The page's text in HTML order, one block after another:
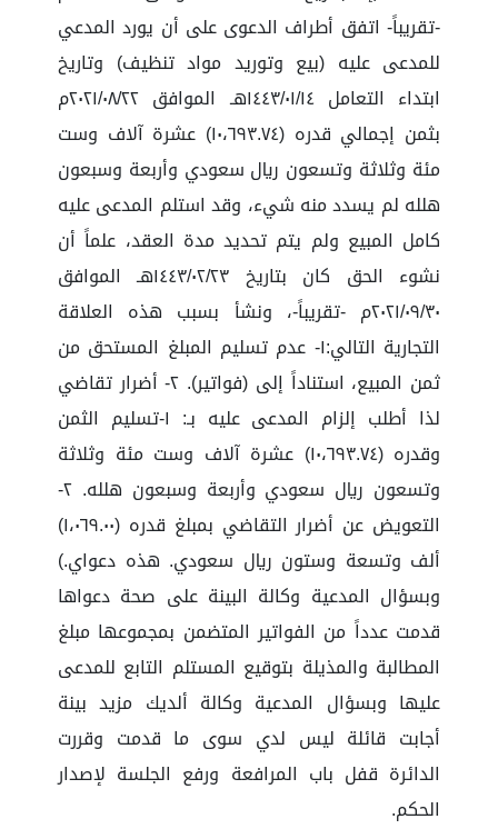
-تقريباً- اتفق أطراف الدعوى على أن يورد المدعي
للمدعى عليه (بيع وتوريد مواد تنظيف) وتاريخ
ابتداء التعامل ١٤٤٣/٠١/١٤هـ الموافق ٢٠٢١/٠٨/٢٢م
بثمن إجمالي قدره (١٠،٦٩٣.٧٤) عشرة آلاف وست
مئة وثلاثة وتسعون ريال سعودي وأربعة وسبعون
هلله لم يسدد منه شيء، وقد استلم المدعى عليه
كامل المبيع ولم يتم تحديد مدة العقد، علماً أن
نشوء الحق كان بتاريخ ١٤٤٣/٠٢/٢٣هـ الموافق
٢٠٢١/٠٩/٣٠م -تقريباً-، ونشأ بسبب هذه العلاقة
التجارية التالي:١- عدم تسليم المبلغ المستحق من
ثمن المبيع، استناداً إلى (فواتير). ٢- أضرار تقاضي
لذا أطلب إلزام المدعى عليه بـ: ١-تسليم الثمن
وقدره (١٠،٦٩٣.٧٤) عشرة آلاف وست مئة وثلاثة
وتسعون ريال سعودي وأربعة وسبعون هلله. ٢-
التعويض عن أضرار التقاضي بمبلغ قدره (١،٠٦٩.٠٠)
ألف وتسعة وستون ريال سعودي. هذه دعواي.)
وبسؤال المدعية وكالة البينة على صحة دعواها
قدمت عدداً من الفواتير المتضمن بمجموعها مبلغ
المطالبة والمذيلة بتوقيع المستلم التابع للمدعى
عليها وبسؤال المدعية وكالة ألديك مزيد بينة
أجابت قائلة ليس لدي سوى ما قدمت وقررت
الدائرة قفل باب المرافعة ورفع الجلسة لإصدار
الحكم.